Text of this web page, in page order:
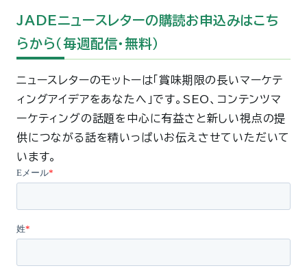
JADEニュースレターの購読お申込みはこち
らから（毎週配信・無料）
ニュースレターのモットーは「賞味期限の長いマーケテ
ィングアイデアをあなたへ」です。SEO、コンテンツマ
ーケティングの話題を中心に有益さと新しい視点の提
供につながる話を精いっぱいお伝えさせていただいて
います。